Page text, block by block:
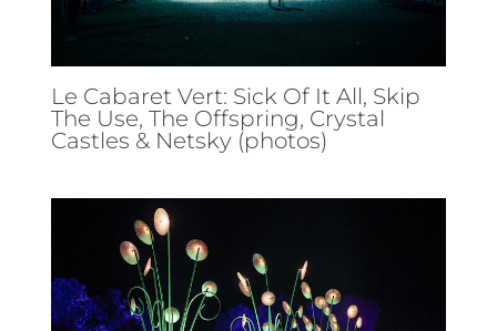
Le Cabaret Vert: Sick Of It All, Skip
The Use, The Offspring, Crystal
Castles & Netsky (photos)